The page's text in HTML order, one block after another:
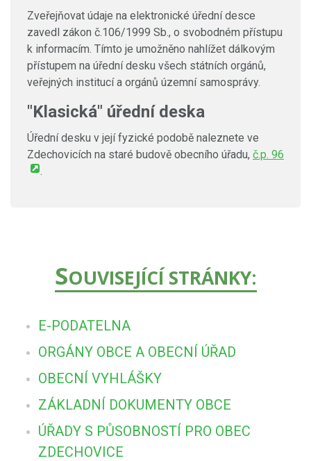
Zveřejňovat údaje na elektronické úřední desce
zavedl zákon č.106/1999 Sb., o svobodném přístupu
k informacím. Tímto je umožněno nahlížet dálkovým
přístupem na úřední desku všech státních orgánů,
veřejných institucí a orgánů územní samosprávy.
"Klasická" úřední deska
Úřední desku v její fyzické podobě naleznete ve
Zdechovicích na staré budově obecního úřadu, č.p. 96
.
SOUVISEJÍCÍ STRÁNKY:
E-PODATELNA
ORGÁNY OBCE A OBECNÍ ÚŘAD
OBECNÍ VYHLÁŠKY
ZÁKLADNÍ DOKUMENTY OBCE
ÚŘADY S PŮSOBNOSTÍ PRO OBEC
ZDECHOVICE